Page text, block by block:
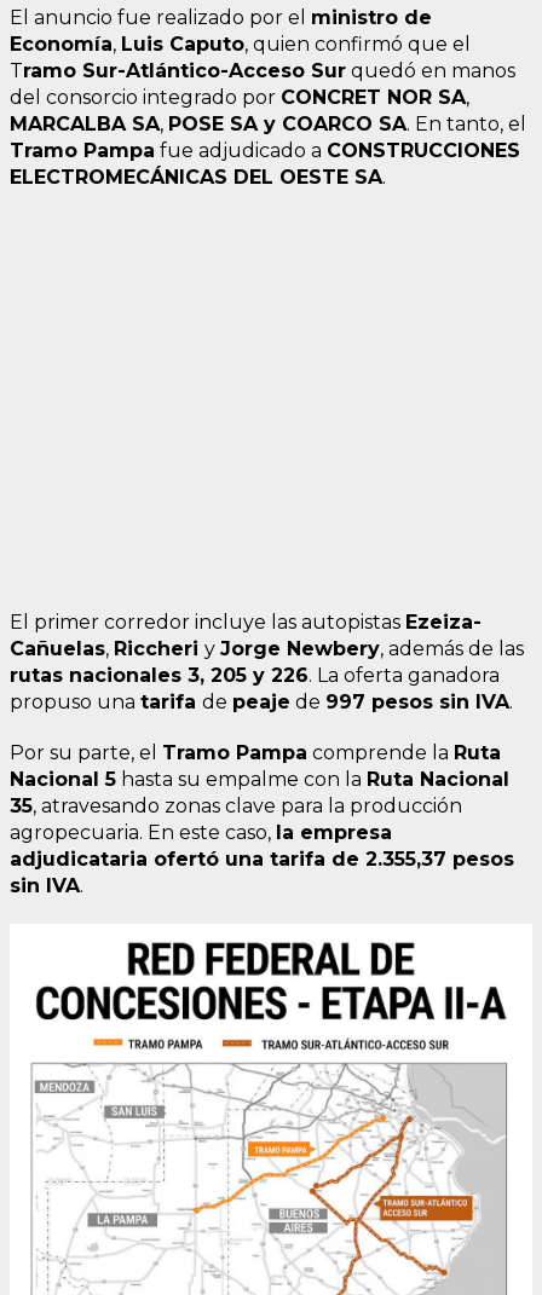
El anuncio fue realizado por el ministro de
Economía, Luis Caputo, quien confirmó que el
Tramo Sur-Atlántico-Acceso Sur quedó en manos
del consorcio integrado por CONCRET NOR SA,
MARCALBA SA, POSE SA y COARCO SA. En tanto, el
Tramo Pampa fue adjudicado a CONSTRUCCIONES
ELECTROMECÁNICAS DEL OESTE SA.
El primer corredor incluye las autopistas Ezeiza-
Cañuelas, Riccheri y Jorge Newbery, además de las
rutas nacionales 3, 205 y 226. La oferta ganadora
propuso una tarifa de peaje de 997 pesos sin IVA.
Por su parte, el Tramo Pampa comprende la Ruta
Nacional 5 hasta su empalme con la Ruta Nacional
35, atravesando zonas clave para la producción
agropecuaria. En este caso, la empresa
adjudicataria ofertó una tarifa de 2.355,37 pesos
sin IVA.